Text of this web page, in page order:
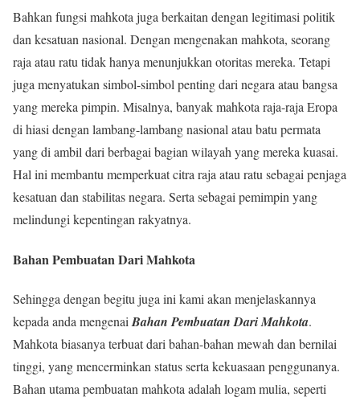
Bahkan fungsi mahkota juga berkaitan dengan legitimasi politik
dan kesatuan nasional. Dengan mengenakan mahkota, seorang
raja atau ratu tidak hanya menunjukkan otoritas mereka. Tetapi
juga menyatukan simbol-simbol penting dari negara atau bangsa
yang mereka pimpin. Misalnya, banyak mahkota raja-raja Eropa
di hiasi dengan lambang-lambang nasional atau batu permata
yang di ambil dari berbagai bagian wilayah yang mereka kuasai.
Hal ini membantu memperkuat citra raja atau ratu sebagai penjaga
kesatuan dan stabilitas negara. Serta sebagai pemimpin yang
melindungi kepentingan rakyatnya.
Bahan Pembuatan Dari Mahkota
Sehingga dengan begitu juga ini kami akan menjelaskannya
kepada anda mengenai Bahan Pembuatan Dari Mahkota.
Mahkota biasanya terbuat dari bahan-bahan mewah dan bernilai
tinggi, yang mencerminkan status serta kekuasaan penggunanya.
Bahan utama pembuatan mahkota adalah logam mulia, seperti